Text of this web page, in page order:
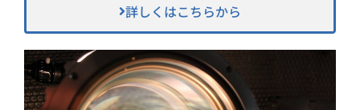
詳しくはこちらから